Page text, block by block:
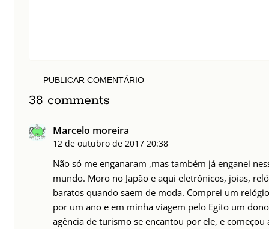
PUBLICAR COMENTÁRIO
38 comments
Marcelo moreira
12 de outubro de 2017 20:38
Não só me enganaram ,mas também já enganei
mundo. Moro no Japão e aqui eletrônicos, joias,
baratos quando saem de moda. Comprei um
por um ano e em minha viagem pelo Egito um
agência de turismo se encantou por ele, e começou